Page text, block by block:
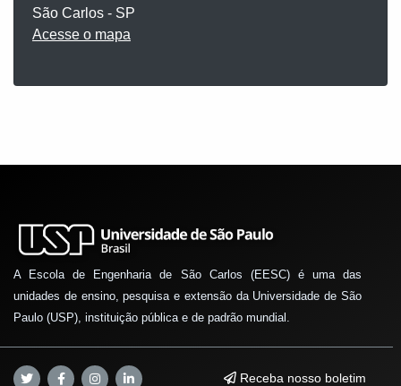
São Carlos - SP
Acesse o mapa
A Escola de Engenharia de São Carlos (EESC) é uma das
unidades de ensino, pesquisa e extensão da Universidade de São
Paulo (USP), instituição pública e de padrão mundial.
Receba nosso boletim